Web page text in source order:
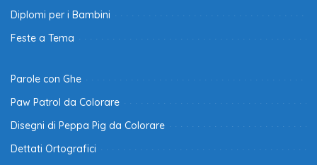
Diplomi per i Bambini
Feste a Tema
Parole con Ghe
Paw Patrol da Colorare
Disegni di Peppa Pig da Colorare
Dettati Ortografici